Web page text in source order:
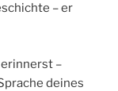
– er
–
deines